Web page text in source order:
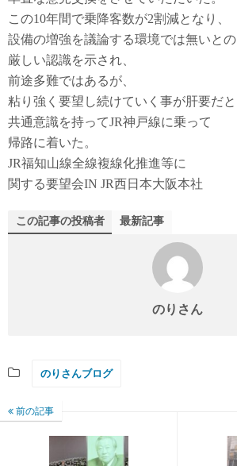
この10年間で乗降客数が2割減となり、
設備の増強を議論する環境では無いとの
厳しい認識を示され、
前途多難ではあるが、
粘り強く要望し続けていく事が肝要だと
共通意識を持ってJR神戸線に乗って
帰路に着いた。
JR福知山線全線複線化推進等に
関する要望会IN JR西日本大阪本社
この記事の投稿者 最新記事
のりさん
のりさんブログ
前の記事